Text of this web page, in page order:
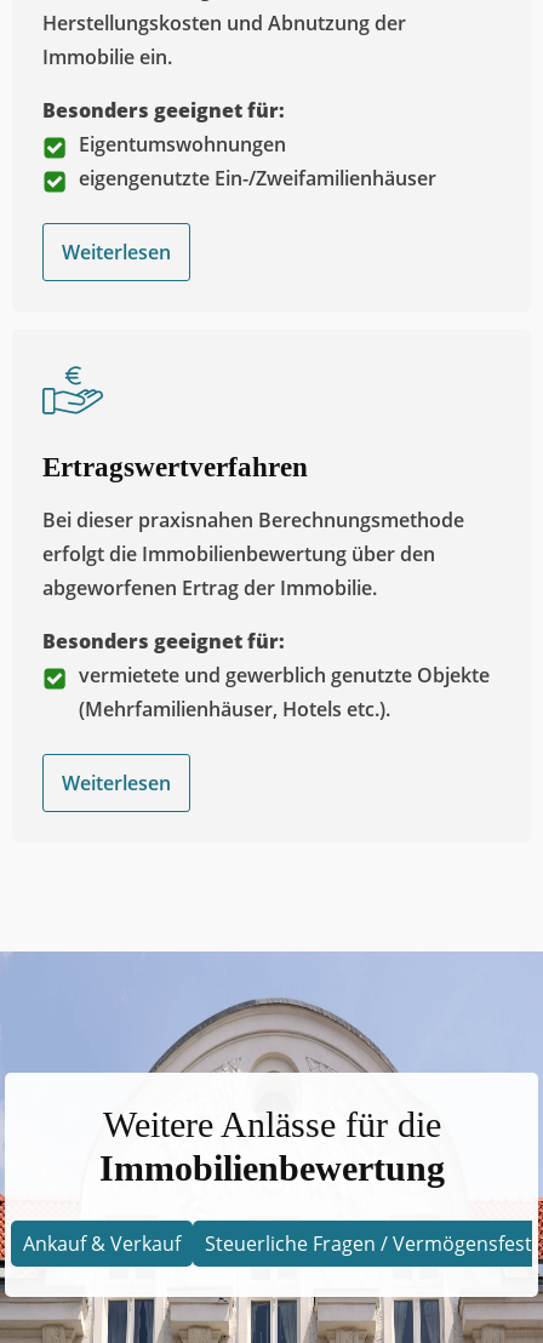
Herstellungskosten und Abnutzung der
Immobilie ein.
Besonders geeignet für:
Eigentumswohnungen
eigengenutzte Ein-/Zweifamilienhäuser
Weiterlesen
Ertragswertverfahren
Bei dieser praxisnahen Berechnungsmethode
erfolgt die Immobilienbewertung über den
abgeworfenen Ertrag der Immobilie.
Besonders geeignet für:
vermietete und gewerblich genutzte Objekte
(Mehrfamilienhäuser, Hotels etc.).
Weiterlesen
Weitere Anlässe für die
Immobilienbewertung
Ankauf & Verkauf Steuerliche Fragen /